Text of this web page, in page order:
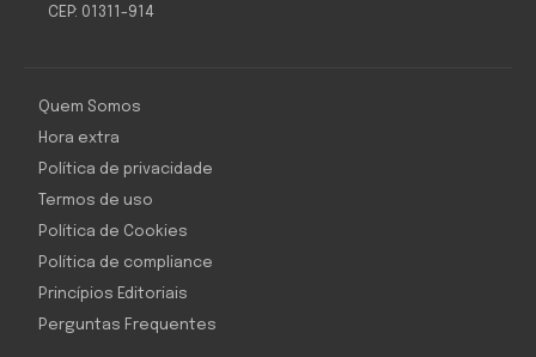
CEP: 01311-914
Quem Somos
Hora extra
Política de privacidade
Termos de uso
Política de Cookies
Política de compliance
Princípios Editoriais
Perguntas Frequentes